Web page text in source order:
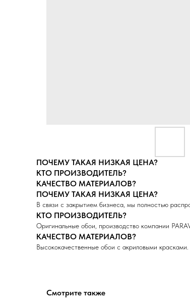
ПОЧЕМУ ТАКАЯ НИЗКАЯ ЦЕНА?
КТО ПРОИЗВОДИТЕЛЬ?
КАЧЕСТВО МАТЕРИАЛОВ?
ПОЧЕМУ ТАКАЯ НИЗКАЯ ЦЕНА?
В связи с закрытием бизнеса, мы полностью
КТО ПРОИЗВОДИТЕЛЬ?
Оригинальные обои, производство компании
КАЧЕСТВО МАТЕРИАЛОВ?
Высококачественные обои с акриловыми
Смотрите также